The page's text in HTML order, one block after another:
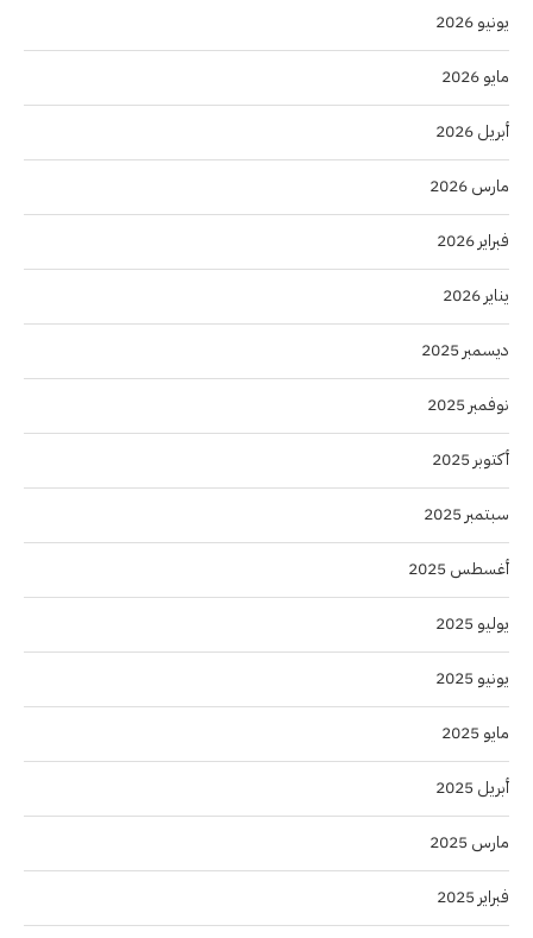
يونيو 2026
مايو 2026
أبريل 2026
مارس 2026
فبراير 2026
يناير 2026
ديسمبر 2025
نوفمبر 2025
أكتوبر 2025
سبتمبر 2025
أغسطس 2025
يوليو 2025
يونيو 2025
مايو 2025
أبريل 2025
مارس 2025
فبراير 2025